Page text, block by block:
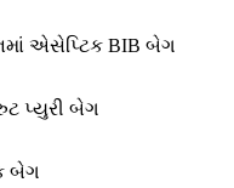
એસેપ્ટિક BIB બેગ
પ્યુરી બેગ
બેગ